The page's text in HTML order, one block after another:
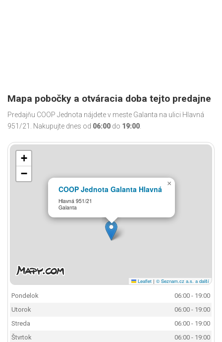
Mapa pobočky a otváracia doba tejto predajne
Predajňu COOP Jednota nájdete v meste Galanta na ulici Hlavná
951/21. Nakupujte dnes od 06:00 do 19:00.
COOP Jednota Galanta Hlavná
Hlavná 951/21
Galanta
×
+
−
Leaflet | © Seznam.cz a.s. a další
Pondelok
06:00 - 19:00
Utorok
06:00 - 19:00
Streda
06:00 - 19:00
Štvrtok
06:00 - 19:00